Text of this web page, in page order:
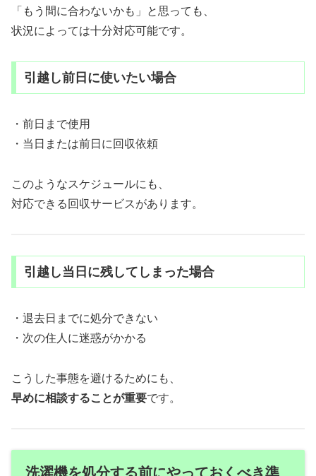
「もう間に合わないかも」と思っても、
状況によっては十分対応可能です。
引越し前日に使いたい場合
・前日まで使用
・当日または前日に回収依頼
このようなスケジュールにも、
対応できる回収サービスがあります。
引越し当日に残してしまった場合
・退去日までに処分できない
・次の住人に迷惑がかかる
こうした事態を避けるためにも、
早めに相談することが重要です。
洗濯機を処分する前にやっておくべき準